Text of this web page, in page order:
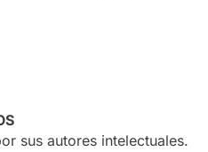
sus autores intelectuales.